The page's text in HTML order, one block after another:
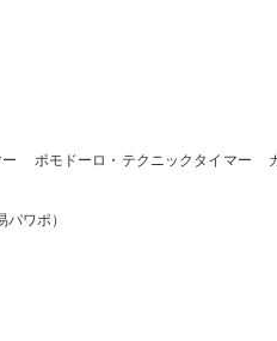
しました。
イマー」ツールを追加しました。
ット
ポモドーロ・テクニックタイマー
ワポ）